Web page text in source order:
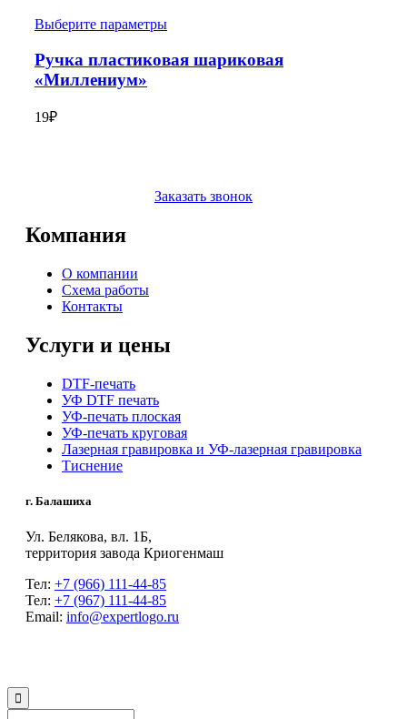
Выберите параметры
Ручка пластиковая шариковая
«Миллениум»
19₽
Заказать звонок
Компания
О компании
Схема работы
Контакты
Услуги и цены
DTF-печать
УФ DTF печать
УФ-печать плоская
УФ-печать круговая
Лазерная гравировка и УФ-лазерная гравировка
Тиснение
г. Балашиха
Ул. Белякова, вл. 1Б,
территория завода Криогенмаш
Тел: +7 (966) 111-44-85
Тел: +7 (967) 111-44-85
Email: info@expertlogo.ru
